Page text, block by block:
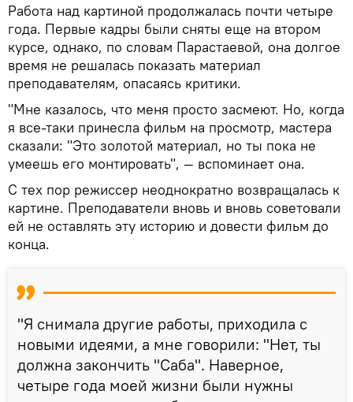
Работа над картиной продолжалась почти четыре
года. Первые кадры были сняты еще на втором
курсе, однако, по словам Парастаевой, она долгое
время не решалась показать материал
преподавателям, опасаясь критики.
"Мне казалось, что меня просто засмеют. Но, когда
я все-таки принесла фильм на просмотр, мастера
сказали: "Это золотой материал, но ты пока не
умеешь его монтировать", — вспоминает она.
С тех пор режиссер неоднократно возвращалась к
картине. Преподаватели вновь и вновь советовали
ей не оставлять эту историю и довести фильм до
конца.
"Я снимала другие работы, приходила с
новыми идеями, а мне говорили: "Нет, ты
должна закончить "Саба". Наверное,
четыре года моей жизни были нужны